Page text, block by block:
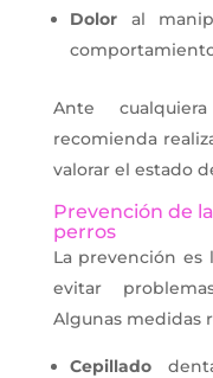
Doloral
Ante
recomienda
valorar el estado
Prevención de
perros
La prevención es
evitar
Algunas medidas
Cepillado